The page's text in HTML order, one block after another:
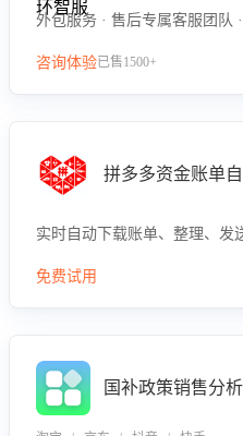
外包服务 · 售后专属客服团队
咨询体验已售1500+
拼多多资金账单
实时自动下载账单、整理、发
免费试用
国补政策销售分